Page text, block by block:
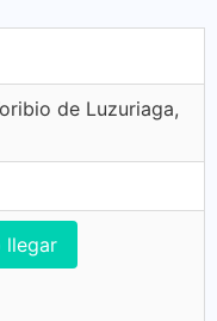
de Luzuriaga,
llegar